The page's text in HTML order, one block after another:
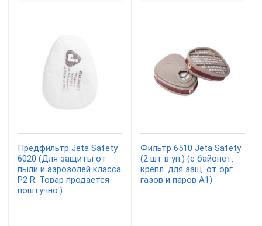
Предфильтр Jeta Safety
6020 (Для защиты от
пыли и аэрозолей класса
Р2 R. Товар продается
поштучно.)
Фильтр 6510 Jeta Safety
(2 шт в уп.) (с байонет.
крепл. для защ. от орг.
газов и паров A1)